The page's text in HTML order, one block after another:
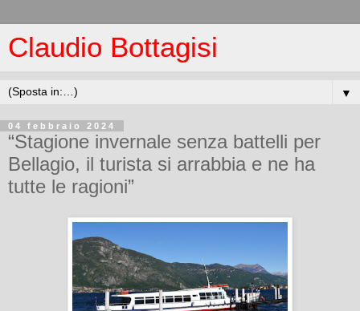
Claudio Bottagisi
▼
04 febbraio 2024
“Stagione invernale senza battelli per
Bellagio, il turista si arrabbia e ne ha
tutte le ragioni”